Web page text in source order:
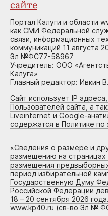
сайте
Портал Калуги и области
как СМИ Федеральной
связи, информационных
коммуникаций 11 августа
Эл №ФС77-58967
Учредитель: ООО
Калуга»
Главный редактор: Ивкин
Сайт использует IP
Пользователей сайта, а
Liveinternet и Google-
содержатся в Политике
«Сведения о размере и
размещению на страницах
размещения
период избирательной
Государственную Думу
Российской Федерации
18 – 20 сентября 2026
www.kp40.ru (св-во Эл №